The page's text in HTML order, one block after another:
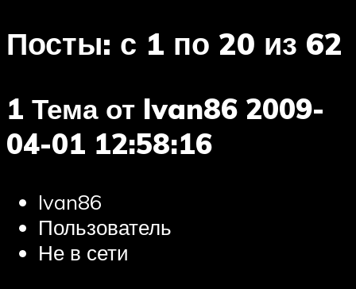
Посты: с 1 по 20 из 62
1 Тема от Ivan86 2009-
04-01 12:58:16
Ivan86
Пользователь
Не в сети